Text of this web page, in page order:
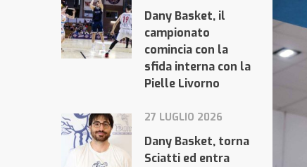
Dany Basket, il
campionato
comincia con la
sfida interna con la
Pielle Livorno
27 LUGLIO 2026
Dany Basket, torna
Sciatti ed entra